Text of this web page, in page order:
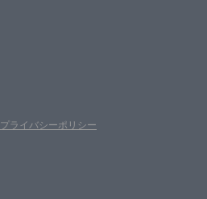
プライバシーポリシー